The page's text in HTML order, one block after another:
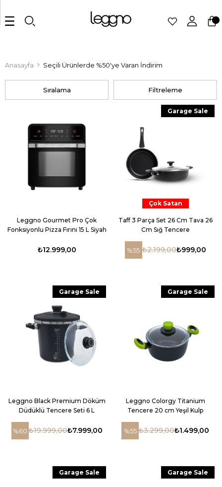
Anasayfa Seçili Ürünlerde %50'ye Varan İndirim
Filtreleme
Sıralama
Leggno Gourmet Pro Çok
Fonksiyonlu Pizza Fırını 15 L Siyah
₺12.999,00
Çok Satan
Taff 3 Parça Set 26 Cm Tava 26
Cm Sığ Tencere
₺999,00
₺2.199,00
%55
Garage Sale
Leggno Black Premium Döküm
Düdüklü Tencere Seti 6 L
₺7.999,00
₺19.999,00
%60
Garage Sale
Leggno Colorgy Titanium
Tencere 20 cm Yeşil Kulp
₺1.499,00
₺3.299,00
%55
Garage Sale
Garage Sale Garage Sale